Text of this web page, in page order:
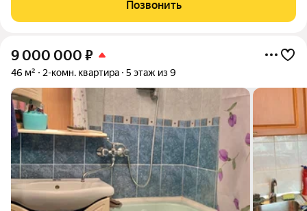
Позвонить
9 000 000 ₽
46 м² 2-комн. квартира 5 этаж из 9